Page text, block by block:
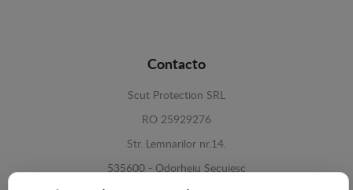
Contacto
Scut Protection SRL
RO 25929276
Str. Lemnarilor nr.14.
535600 - Odorheiu Secuiesc